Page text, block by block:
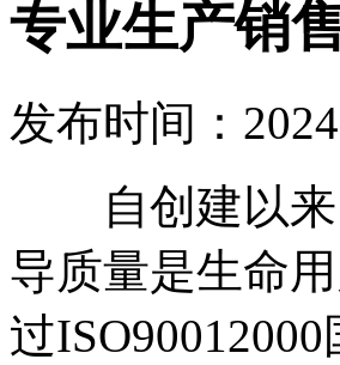
专业生产销
发布时间：
自创建以来
导质量是生命
过